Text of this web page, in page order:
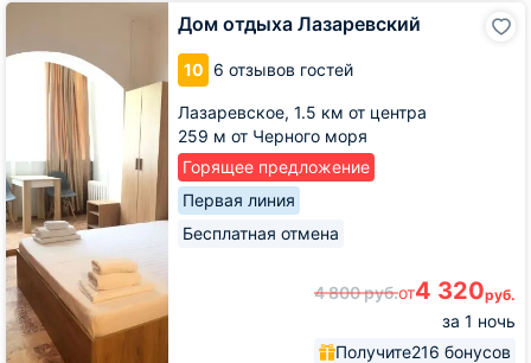
Дом отдыха Лазаревский
10 6 отзывов гостей
Лазаревское, 1.5 км от центра
259 м от Черного моря
Горящее предложение
Первая линия
Бесплатная отмена
4 800руб.от4 320руб.
за 1 ночь
Получите216 бонусов
Дом
Лазаревский